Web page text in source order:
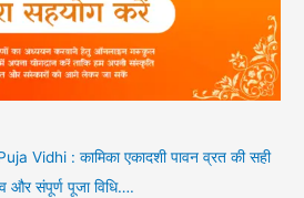
Vidhi : कामिका एकादशी पावन व्रत की सही
और संपूर्ण पूजा विधि….